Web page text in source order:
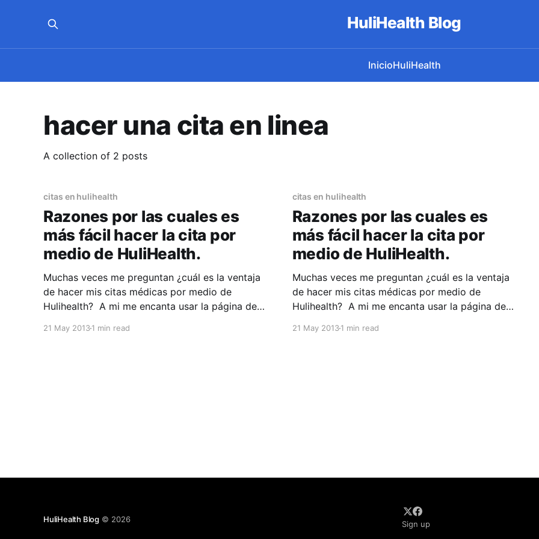
HuliHealth Blog
InicioHuliHealth
hacer una cita en linea
A collection of 2 posts
citas en hulihealth
Razones por las cuales es
más fácil hacer la cita por
medio de HuliHealth.
Muchas veces me preguntan ¿cuál es la ventaja
de hacer mis citas médicas por medio de
Hulihealth? A mi me encanta usar la página de
entre una gran variedad de excelentes
21 May 20131 min read
citas en hulihealth
Razones por las cuales es
más fácil hacer la cita por
medio de HuliHealth.
Muchas veces me preguntan ¿cuál es la ventaja
de hacer mis citas médicas por medio de
Hulihealth? A mi me encanta usar la página de
entre una gran variedad de excelentes
21 May 20131 min read
HuliHealth Blog © 2026
Sign up